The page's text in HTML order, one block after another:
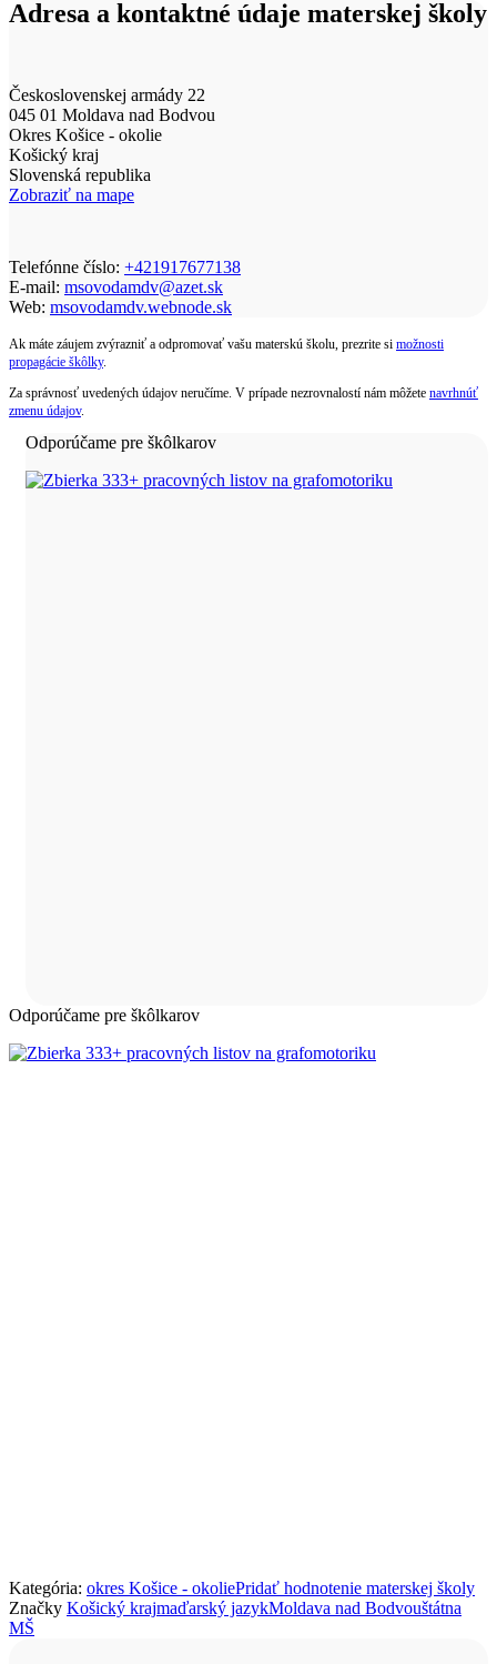
Adresa a kontaktné údaje materskej školy
Československej armády 22
045 01 Moldava nad Bodvou
Okres Košice - okolie
Košický kraj
Slovenská republika
Zobraziť na mape
Telefónne číslo: +421917677138
E-mail: msovodamdv@azet.sk
Web: msovodamdv.webnode.sk
Ak máte záujem zvýrazniť a odpromovať vašu materskú školu, prezrite si možnosti
propagácie škôlky.
Za správnosť uvedených údajov neručíme. V prípade nezrovnalostí nám môžete navrhnúť
zmenu údajov.
Odporúčame pre škôlkarov
Odporúčame pre škôlkarov
Kategória: okres Košice - okoliePridať hodnotenie materskej školy
Značky Košický krajmaďarský jazykMoldava nad Bodvouštátna
MŠ